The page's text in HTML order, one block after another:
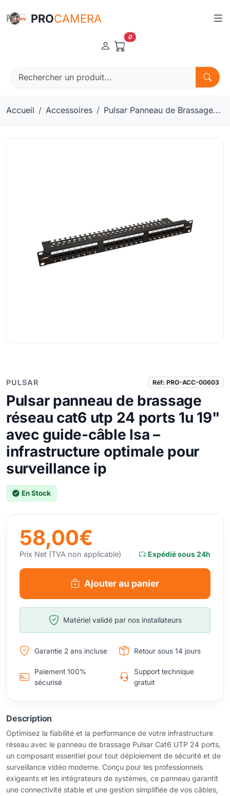
PROCAMERA
0
Accueil Accessoires Pulsar Panneau de Brassage...
PULSAR Réf: PRO-ACC-00603
Pulsar panneau de brassage
réseau cat6 utp 24 ports 1u 19"
avec guide-câble lsa –
infrastructure optimale pour
surveillance ip
En Stock
58,00€
Prix Net (TVA non applicable) Expédié sous 24h
Ajouter au panier
Matériel validé par nos installateurs
Garantie 2 ans incluse Retour sous 14 jours
Paiement 100%
sécurisé
Support technique
gratuit
Description
Optimisez la fiabilité et la performance de votre infrastructure
réseau avec le panneau de brassage Pulsar Cat6 UTP 24 ports,
un composant essentiel pour tout déploiement de sécurité et de
surveillance vidéo moderne. Conçu pour les professionnels
exigeants et les intégrateurs de systèmes, ce panneau garantit
une connectivité stable et une gestion simplifiée de vos câbles,